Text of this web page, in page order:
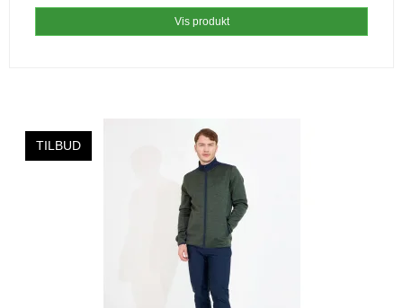
Vis produkt
TILBUD